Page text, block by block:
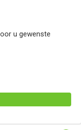
u gewenste